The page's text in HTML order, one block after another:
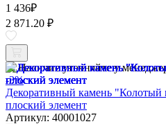
1 436₽
2 871.20 ₽
Наличие уточняйте у
-3%
Декоративный камень "Колотый
плоский элемент
Артикул: 40001027